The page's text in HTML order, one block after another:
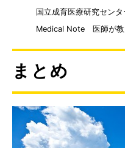
国立成育医療研究センタ
Medical Note 医師が教え
まとめ